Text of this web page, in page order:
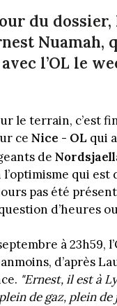
du
Nuamah,
l’OL le
le terrain, c’est
ce Nice - OL qui
de
l’optimisme qui
pas été
d’heures
à 23h59,
d’après
"Ernest, il est à
de gaz, plein